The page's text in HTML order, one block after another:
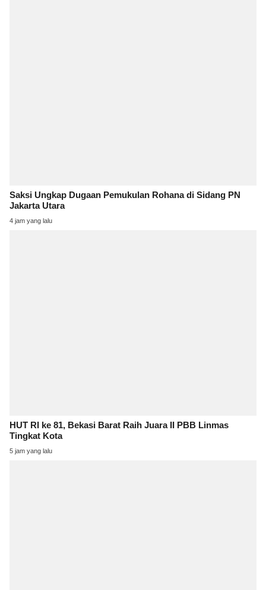
Saksi Ungkap Dugaan Pemukulan Rohana di Sidang PN
Jakarta Utara
4 jam yang lalu
HUT RI ke 81, Bekasi Barat Raih Juara II PBB Linmas
Tingkat Kota
5 jam yang lalu